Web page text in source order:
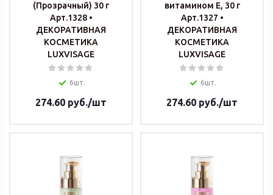
(Прозрачный) 30 г
Арт.1328 •
ДЕКОРАТИВНАЯ
КОСМЕТИКА
LUXVISAGE
6шт.
274.60 руб./шт
витамином Е, 30 г
Арт.1327 •
ДЕКОРАТИВНАЯ
КОСМЕТИКА
LUXVISAGE
6шт.
274.60 руб./шт